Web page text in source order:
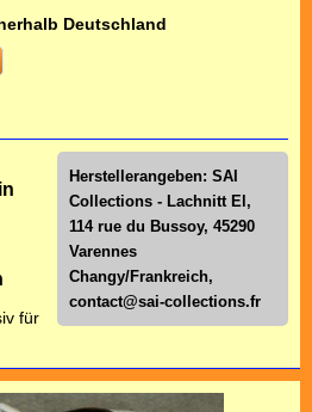
Deutschland
Herstellerangeben: SAI
Collections - Lachnitt El,
114 rue du Bussoy, 45290
Varennes
Changy/Frankreich,
contact@sai-collections.fr
für